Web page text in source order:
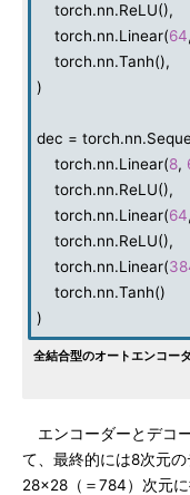
torch.nn.ReLU(),
torch.nn.Linear(64,
torch.nn.Tanh(),
)
dec =
torch.nn.Linear(8,
torch.nn.ReLU(),
torch.nn.Linear(64,
torch.nn.ReLU(),
torch.nn.Linear(
torch.nn.Tanh()
)
全結合型のオートエンコー
エンコーダーとデコ
て、最終的には8次元
28×28（＝784）次元に